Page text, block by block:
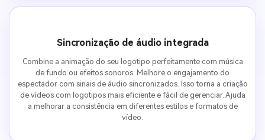
Sincronização de áudio integrada
Combine a animação do seu logotipo perfeitamente com música
de fundo ou efeitos sonoros. Melhore o engajamento do
espectador com sinais de áudio sincronizados. Isso torna a criação
de vídeos com logotipos mais eficiente e fácil de gerenciar. Ajuda
a melhorar a consistência em diferentes estilos e formatos de
vídeo.